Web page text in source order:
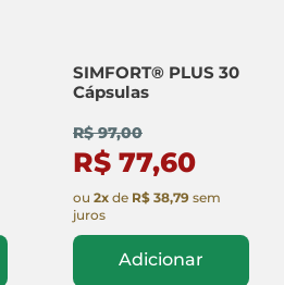
SIMFORT® PLUS 30
Cápsulas
R$ 97,00
R$ 77,60
ou 2x de R$ 38,79 sem
juros
Adicionar